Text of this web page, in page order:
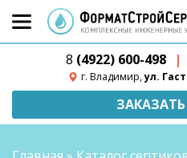
8 (4922) 600-498 |
г. Владимир,ул.